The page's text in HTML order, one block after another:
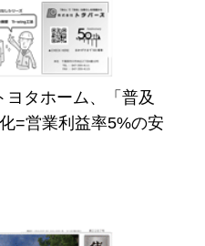
タホーム、「普及
=営業利益率5%の安